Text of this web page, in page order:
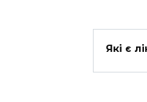
Які є